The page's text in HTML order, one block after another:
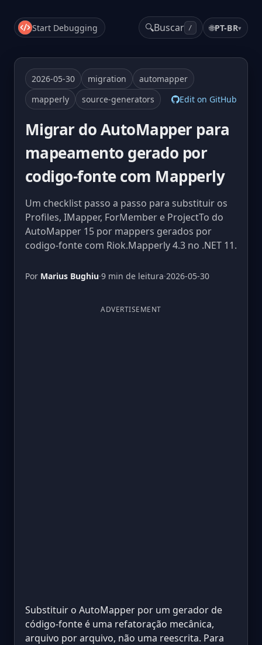
Start Debugging 🔍Buscar / 🌐PT-BR▾
2026-05-30 migration
automapper
mapperly
source-generators Edit on GitHub
Migrar do AutoMapper para
mapeamento gerado por
codigo-fonte com Mapperly
Um checklist passo a passo para substituir os
Profiles, IMapper, ForMember e ProjectTo do
AutoMapper 15 por mappers gerados por
codigo-fonte com Riok.Mapperly 4.3 no .NET 11.
Por Marius Bughiu·9 min de leitura·2026-05-30
ADVERTISEMENT
Substituir o AutoMapper por um gerador de
código-fonte é uma refatoração mecânica,
arquivo por arquivo, não uma reescrita. Para